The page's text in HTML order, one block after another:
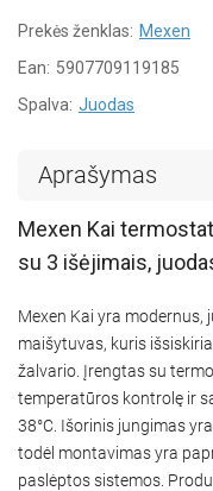
Prekės ženklas: Mexen
Ean: 5907709119185
Spalva: Juodas
Aprašymas
Mexen Kai
su 3 išėjimais,
Mexen Kai yra
maišytuvas, kuris
žalvario. Įrengtas su
temperatūros kontrolę ir
38°C. Išorinis jungimas
todėl montavimas yra
paslėptos sistemos.